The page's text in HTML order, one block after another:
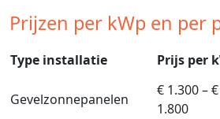
Prijzen per kWp en per
Type installatie Prijs per
Gevelzonnepanelen
€ 1.300 – €
1.800